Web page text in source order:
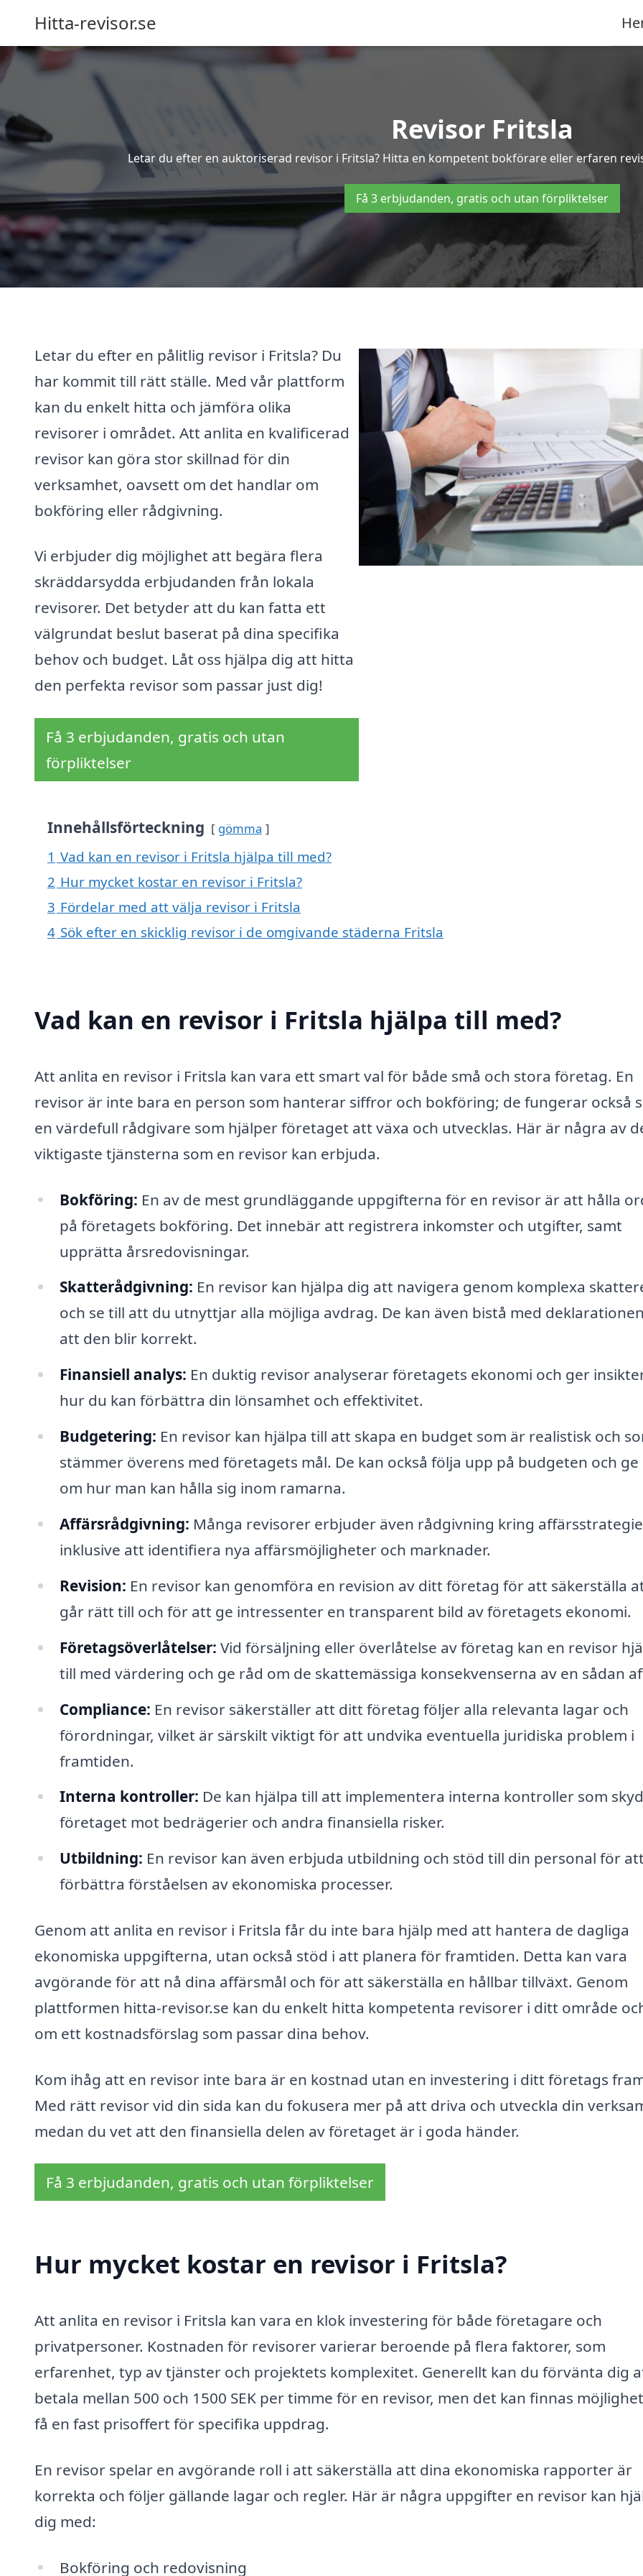
Hitta-revisor.se
Revisor Fritsla
Letar du efter en auktoriserad revisor i Fritsla? Hitta en kompetent bokförare eller erfaren
Få 3 erbjudanden, gratis och utan förpliktelser
Letar du efter en pålitlig revisor i Fritsla? Du
har kommit till rätt ställe. Med vår plattform
kan du enkelt hitta och jämföra olika
revisorer i området. Att anlita en kvalificerad
revisor kan göra stor skillnad för din
verksamhet, oavsett om det handlar om
bokföring eller rådgivning.
Vi erbjuder dig möjlighet att begära flera
skräddarsydda erbjudanden från lokala
revisorer. Det betyder att du kan fatta ett
välgrundat beslut baserat på dina specifika
behov och budget. Låt oss hjälpa dig att hitta
den perfekta revisor som passar just dig!
Få 3 erbjudanden, gratis och utan
förpliktelser
Innehållsförteckning gömma
1 Vad kan en revisor i Fritsla hjälpa till med?
2 Hur mycket kostar en revisor i Fritsla?
3 Fördelar med att välja revisor i Fritsla
4 Sök efter en skicklig revisor i de omgivande städerna Fritsla
Vad kan en revisor i Fritsla hjälpa till med?
Att anlita en revisor i Fritsla kan vara ett smart val för både små och stora företag. En
revisor är inte bara en person som hanterar siffror och bokföring; de fungerar också
en värdefull rådgivare som hjälper företaget att växa och utvecklas. Här är några av
viktigaste tjänsterna som en revisor kan erbjuda.
Bokföring: En av de mest grundläggande uppgifterna för en revisor är att hålla
på företagets bokföring. Det innebär att registrera inkomster och utgifter, samt
upprätta årsredovisningar.
Skatterådgivning: En revisor kan hjälpa dig att navigera genom komplexa
och se till att du utnyttjar alla möjliga avdrag. De kan även bistå med
att den blir korrekt.
Finansiell analys: En duktig revisor analyserar företagets ekonomi och ger
hur du kan förbättra din lönsamhet och effektivitet.
Budgetering: En revisor kan hjälpa till att skapa en budget som är realistisk och
stämmer överens med företagets mål. De kan också följa upp på budgeten och ge
om hur man kan hålla sig inom ramarna.
Affärsrådgivning: Många revisorer erbjuder även rådgivning kring
inklusive att identifiera nya affärsmöjligheter och marknader.
Revision: En revisor kan genomföra en revision av ditt företag för att säkerställa
går rätt till och för att ge intressenter en transparent bild av företagets ekonomi.
Företagsöverlåtelser: Vid försäljning eller överlåtelse av företag kan en revisor
till med värdering och ge råd om de skattemässiga konsekvenserna av en sådan
Compliance: En revisor säkerställer att ditt företag följer alla relevanta lagar och
förordningar, vilket är särskilt viktigt för att undvika eventuella juridiska problem i
framtiden.
Interna kontroller: De kan hjälpa till att implementera interna kontroller som
företaget mot bedrägerier och andra finansiella risker.
Utbildning: En revisor kan även erbjuda utbildning och stöd till din personal för att
förbättra förståelsen av ekonomiska processer.
Genom att anlita en revisor i Fritsla får du inte bara hjälp med att hantera de dagliga
ekonomiska uppgifterna, utan också stöd i att planera för framtiden. Detta kan vara
avgörande för att nå dina affärsmål och för att säkerställa en hållbar tillväxt. Genom
plattformen hitta-revisor.se kan du enkelt hitta kompetenta revisorer i ditt område
om ett kostnadsförslag som passar dina behov.
Kom ihåg att en revisor inte bara är en kostnad utan en investering i ditt företags
Med rätt revisor vid din sida kan du fokusera mer på att driva och utveckla din
medan du vet att den finansiella delen av företaget är i goda händer.
Få 3 erbjudanden, gratis och utan förpliktelser
Hur mycket kostar en revisor i Fritsla?
Att anlita en revisor i Fritsla kan vara en klok investering för både företagare och
privatpersoner. Kostnaden för revisorer varierar beroende på flera faktorer, som
erfarenhet, typ av tjänster och projektets komplexitet. Generellt kan du förvänta dig
betala mellan 500 och 1500 SEK per timme för en revisor, men det kan finnas
få en fast prisoffert för specifika uppdrag.
En revisor spelar en avgörande roll i att säkerställa att dina ekonomiska rapporter är
korrekta och följer gällande lagar och regler. Här är några uppgifter en revisor kan
dig med:
Bokföring och redovisning